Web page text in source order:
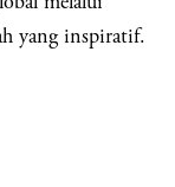
yang inspiratif.